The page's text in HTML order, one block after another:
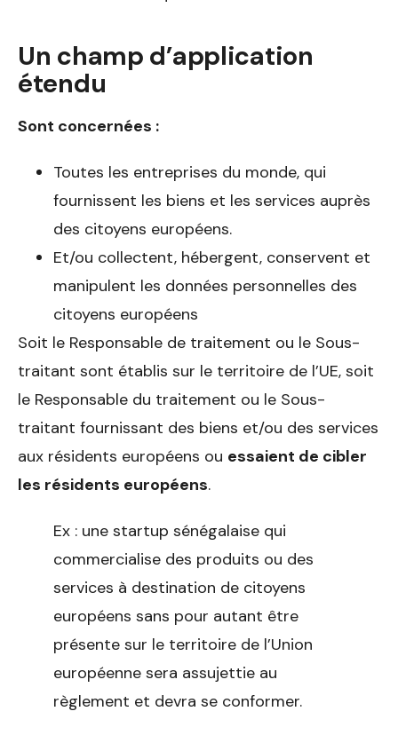
Un champ d’application
étendu
Sont concernées :
Toutes les entreprises du monde, qui
fournissent les biens et les services auprès
des citoyens européens.
Et/ou collectent, hébergent, conservent et
manipulent les données personnelles des
citoyens européens
Soit le Responsable de traitement ou le Sous-
traitant sont établis sur le territoire de l’UE, soit
le Responsable du traitement ou le Sous-
traitant fournissant des biens et/ou des services
aux résidents européens ou essaient de cibler
les résidents européens.
Ex : une startup sénégalaise qui
commercialise des produits ou des
services à destination de citoyens
européens sans pour autant être
présente sur le territoire de l’Union
européenne sera assujettie au
règlement et devra se conformer.